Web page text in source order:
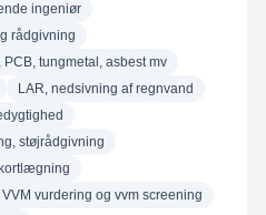
ingeniør
rådgivning
tungmetal, asbest mv
LAR, nedsivning af regnvand
støjrådgivning
VVM vurdering og vvm screening